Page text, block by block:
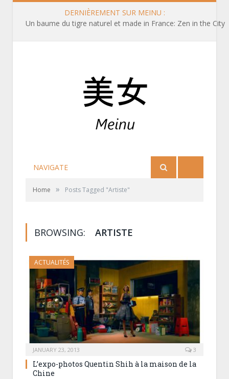
DERNIÈREMENT SUR MEINU :
Un baume du tigre naturel et made in France: Zen in the City
NAVIGATE
Home » Posts Tagged "Artiste"
BROWSING: ARTISTE
ACTUALITÉS
JANUARY 23, 2013 3
L’expo-photos Quentin Shih à la maison de la
Chine